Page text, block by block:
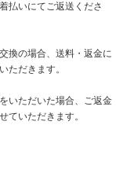
払いにてご返送くださ
換の場合、送料・返金に
ただきます。
いただいた場合、ご返金
ていただきます。